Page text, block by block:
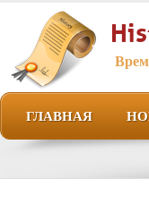
ГЛАВНАЯ